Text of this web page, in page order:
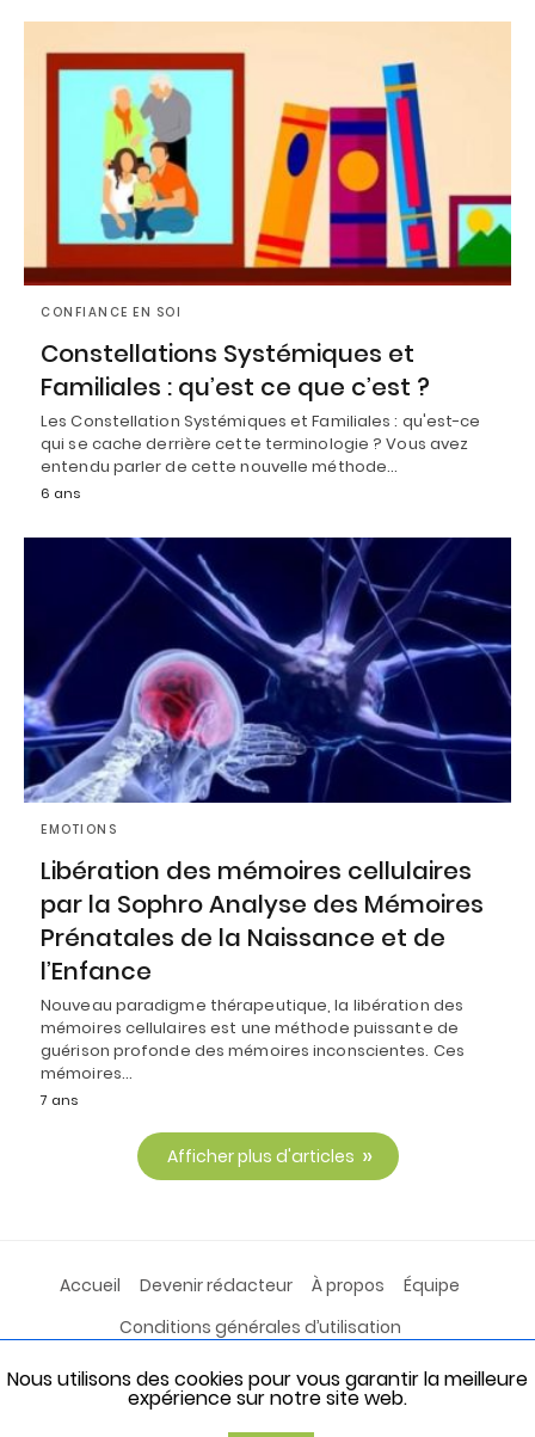
CONFIANCE EN SOI
Constellations Systémiques et
Familiales : qu’est ce que c’est ?
Les Constellation Systémiques et Familiales : qu'est-ce
qui se cache derrière cette terminologie ? Vous avez
entendu parler de cette nouvelle méthode…
6 ans
EMOTIONS
Libération des mémoires cellulaires
par la Sophro Analyse des Mémoires
Prénatales de la Naissance et de
l’Enfance
Nouveau paradigme thérapeutique, la libération des
mémoires cellulaires est une méthode puissante de
guérison profonde des mémoires inconscientes. Ces
mémoires…
7 ans
Afficher plus d'articles
Accueil Devenir rédacteur À propos
Équipe
Conditions générales d’utilisation
Politique de confidentialité
Sogood-Santé
Nous utilisons des cookies pour vous garantir la meilleure
expérience sur notre site web.